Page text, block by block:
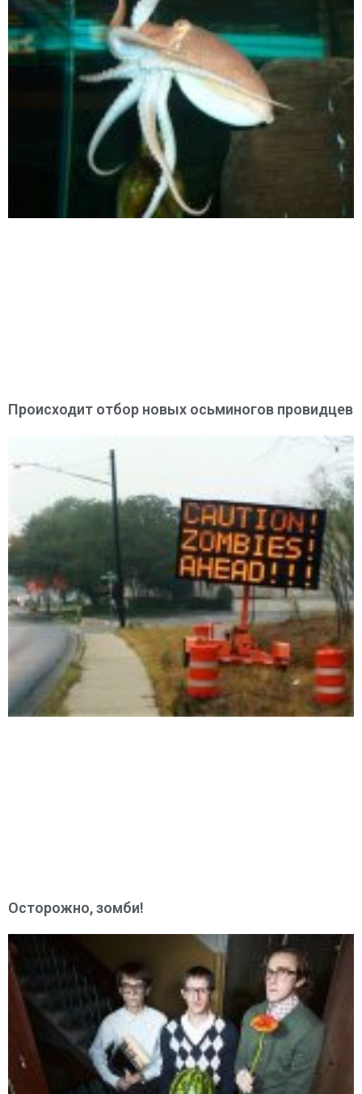
Происходит отбор новых осьминогов провидцев
Осторожно, зомби!